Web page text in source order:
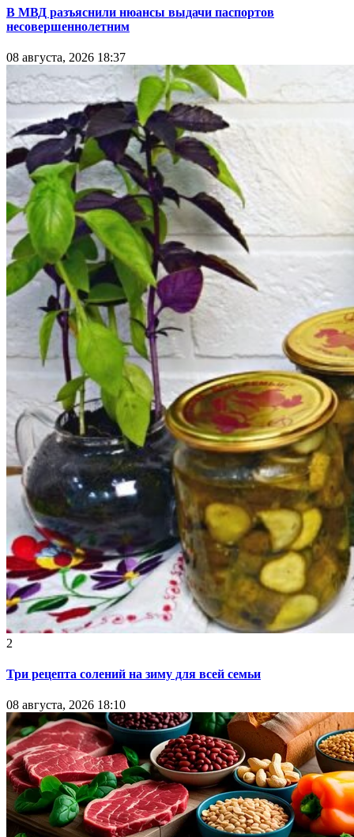
В МВД разъяснили нюансы выдачи паспортов
несовершеннолетним
08 августа, 2026 18:37
2
Три рецепта солений на зиму для всей семьи
08 августа, 2026 18:10